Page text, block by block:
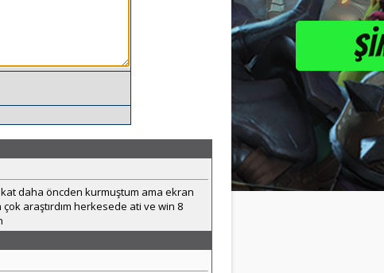
daha öncden kurmuştum ama ekran
araştırdım herkesede ati ve win 8